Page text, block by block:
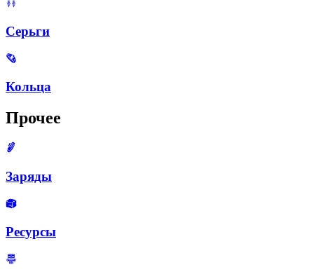
Серьги
Кольца
Прочее
Заряды
Ресурсы